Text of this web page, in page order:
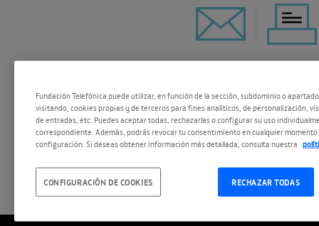
Vuelve a ver el evento
Fundación Telefónica puede utilizar, en función de la sección, subdominio o
visitando, cookies propias y de terceros para fines analíticos, de personalización,
de entradas, etc. Puedes aceptar todas, rechazarlas o configurar su uso
correspondiente. Además, podrás revocar tu consentimiento en cualquier momento
configuración. Si deseas obtener información más detallada, consulta nuestra
RECHAZAR TODAS
CONFIGURACIÓN DE COOKIES